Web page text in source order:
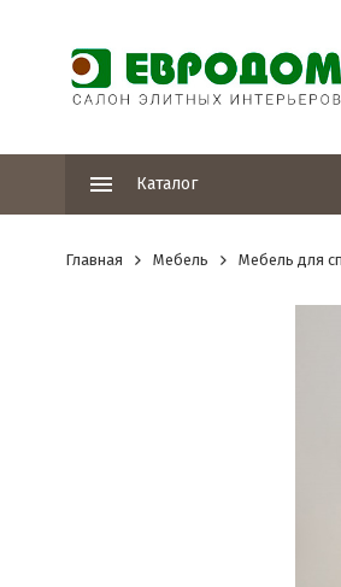
Каталог
Главная Мебель Мебель для